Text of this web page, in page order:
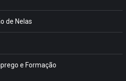
de Nelas
e Formação